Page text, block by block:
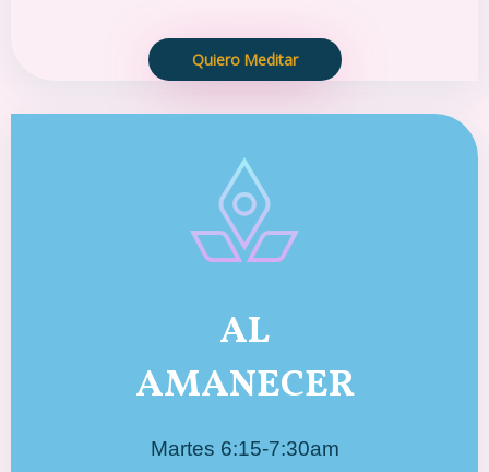
Quiero Meditar
AL
AMANECER
Martes 6:15-7:30am